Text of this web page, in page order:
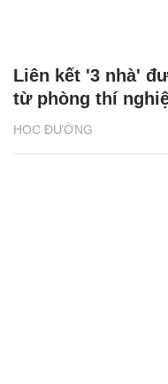
HỌC ĐƯỜNG
Liên kết '3 nhà'
từ phòng thí